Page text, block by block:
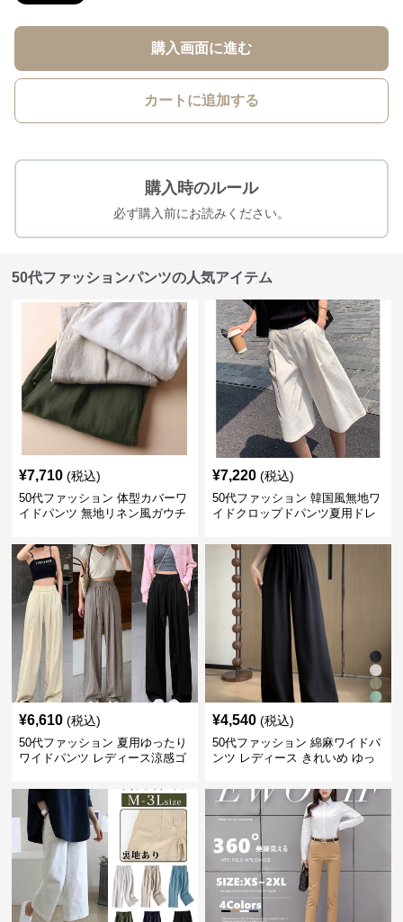
購入画面に進む
カートに追加する
購入時のルール
必ず購入前にお読みください。
50代ファッションパンツの人気アイテム
¥7,710 (税込)
50代ファッション 体型カバーワ
イドパンツ 無地リネン風ガウチ
¥7,220 (税込)
50代ファッション 韓国風無地ワ
イドクロップドパンツ夏用ドレ
¥6,610 (税込)
50代ファッション 夏用ゆったり
ワイドパンツ レディース涼感ゴ
¥4,540 (税込)
50代ファッション 綿麻ワイドパ
ンツ レディース きれいめ ゆっ